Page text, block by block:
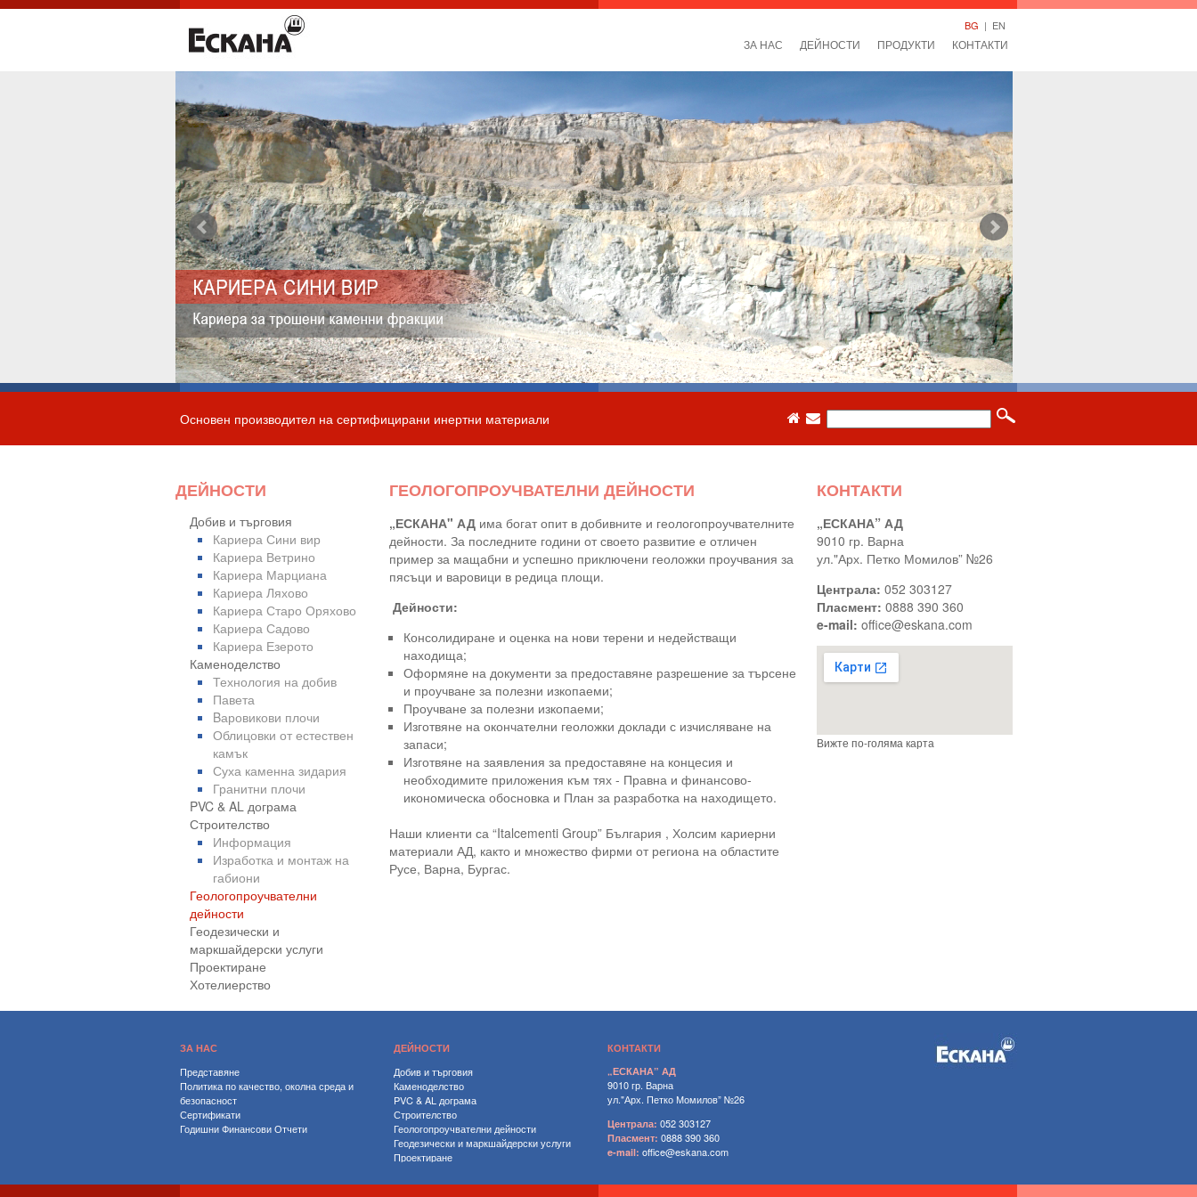
BG | EN
ЗА НАС ДЕЙНОСТИ ПРОДУКТИ КОНТАКТИ
Основен производител на сертифицирани инертни материали
ДЕЙНОСТИ
Добив и търговия
Кариера Сини вир
Кариера Ветрино
Кариера Марциана
Кариера Ляхово
Кариера Старо Оряхово
Кариера Садово
Кариера Езерото
Каменоделство
Технология на добив
Павета
Bаровикови плочи
Облицовки от естествен
камък
Суха каменна зидария
Гранитни плочи
PVC & AL дограма
Строителство
Информация
Изработка и монтаж на
габиони
Геологопроучвателни
дейности
Геодезически и
маркшайдерски услуги
Проектиране
Хотелиерство
ГЕОЛОГОПРОУЧВАТЕЛНИ ДЕЙНОСТИ
„ЕСКАНА" АД има богат опит в добивните и геологопроучвателните
дейности. За последните години от своето развитие е отличен
пример за мащабни и успешно приключени геоложки проучвания за
пясъци и варовици в редица площи.
Дейности:
Консолидиране и оценка на нови терени и недействащи
находища;
Оформяне на документи за предоставяне разрешение за търсене
и проучване за полезни изкопаеми;
Проучване за полезни изкопаеми;
Изготвяне на окончателни геоложки доклади с изчисляване на
запаси;
Изготвяне на заявления за предоставяне на концесия и
необходимите приложения към тях - Правна и финансово-
икономическа обосновка и План за разработка на находището.
Наши клиенти са “Italcementi Group” България , Холсим кариерни
материали АД, както и множество фирми от региона на областите
Русе, Варна, Бургас.
КОНТАКТИ
„ЕСКАНА” АД
9010 гр. Варна
ул."Арх. Петко Момилов” №26
Централа: 052 303127
Пласмент: 0888 390 360
e-mail: office@eskana.com
Вижте по-голяма карта
ЗА НАС
Представяне
Политика по качество, околна среда и
безопасност
Сертификати
Годишни Финансови Отчети
ДЕЙНОСТИ
Добив и търговия
Каменоделство
PVC & AL дограма
Строителство
Геологопроучвателни дейности
Геодезически и маркшайдерски услуги
Проектиране
КОНТАКТИ
„ЕСКАНА” АД
9010 гр. Варна
ул."Арх. Петко Момилов” №26
Централа: 052 303127
Пласмент: 0888 390 360
e-mail: office@eskana.com